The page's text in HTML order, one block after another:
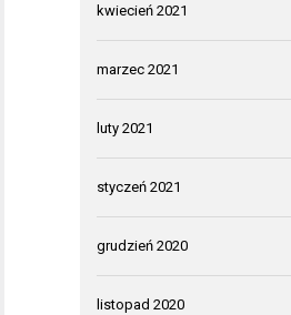
kwiecień 2021
marzec 2021
luty 2021
styczeń 2021
grudzień 2020
listopad 2020